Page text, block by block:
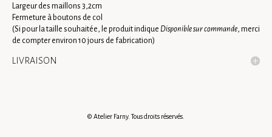
Largeur des maillons 3,2cm
Fermeture à boutons de col
(Si pour la taille souhaitée, le produit indique Disponible sur commande, merci
de compter environ 10 jours de fabrication)
LIVRAISON
© Atelier Farny. Tous droits réservés.